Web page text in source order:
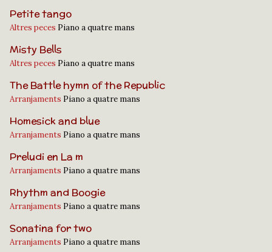
Petite tango
Altres peces Piano a quatre mans
Misty Bells
Altres peces Piano a quatre mans
The Battle hymn of the Republic
Arranjaments Piano a quatre mans
Homesick and blue
Arranjaments Piano a quatre mans
Preludi en La m
Arranjaments Piano a quatre mans
Rhythm and Boogie
Arranjaments Piano a quatre mans
Sonatina for two
Arranjaments Piano a quatre mans